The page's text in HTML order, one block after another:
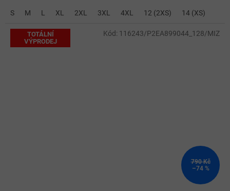
S M L XL 2XL 3XL 4XL 12 (2XS) 14 (XS)
TOTÁLNÍ
VÝPRODEJ
790 Kč
–74 %
Kód: 116243/P2EA899044_128/MIZ